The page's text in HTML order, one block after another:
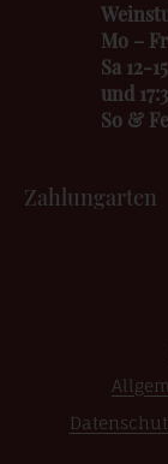
Mo –
Sa 12-15
und
So &
Zahlungarten